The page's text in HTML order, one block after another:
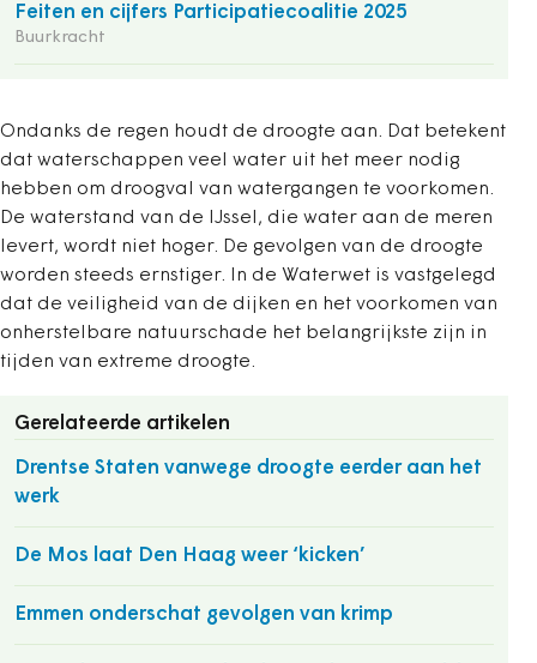
Feiten en cijfers Participatiecoalitie 2025
Buurkracht
Ondanks de regen houdt de droogte aan. Dat betekent
dat waterschappen veel water uit het meer nodig
hebben om droogval van watergangen te voorkomen.
De waterstand van de IJssel, die water aan de meren
levert, wordt niet hoger. De gevolgen van de droogte
worden steeds ernstiger. In de Waterwet is vastgelegd
dat de veiligheid van de dijken en het voorkomen van
onherstelbare natuurschade het belangrijkste zijn in
tijden van extreme droogte.
Gerelateerde artikelen
Drentse Staten vanwege droogte eerder aan het
werk
De Mos laat Den Haag weer ‘kicken’
Emmen onderschat gevolgen van krimp